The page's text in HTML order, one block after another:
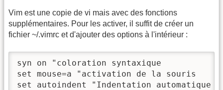
Vim est une copie de vi mais avec des fonctions
supplémentaires. Pour les activer, il suffit de créer un
fichier ~/.vimrc et d'ajouter des options à l'intérieur :
syn on "coloration syntaxique
set mouse=a "activation de la souris
set autoindent "Indentation automatique